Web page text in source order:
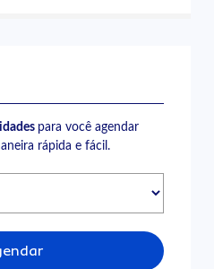
para você agendar
rápida e fácil.